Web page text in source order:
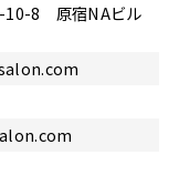
10-8 原宿NAビル